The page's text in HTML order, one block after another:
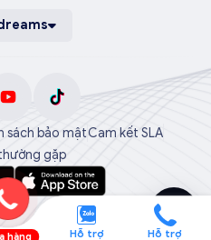
sách bảo mậtCam kết SLA
gặp
hàng Hỗ trợ Hỗ trợ